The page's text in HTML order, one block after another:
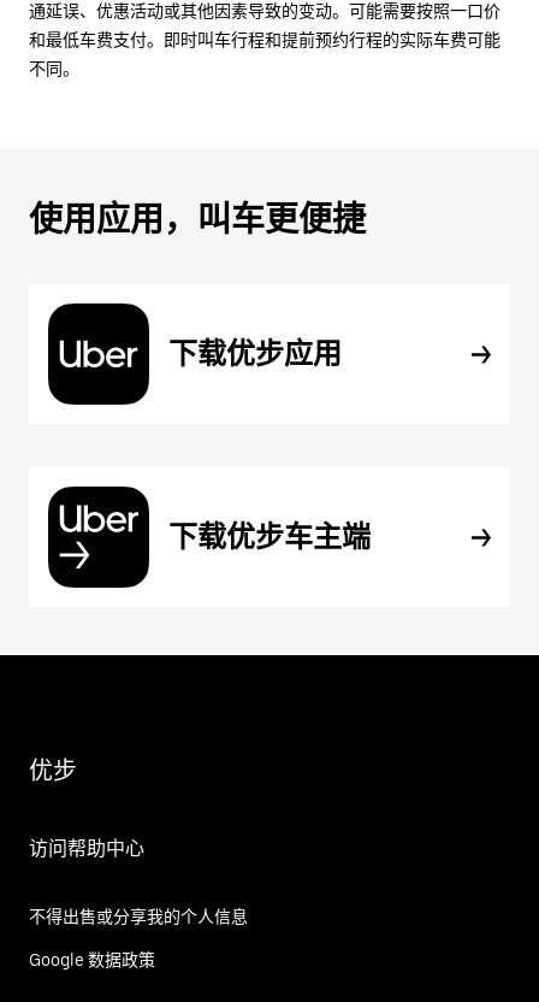
通延误、优惠活动或其他因素导致的变动。可能需要按照一口价
和最低车费支付。即时叫车行程和提前预约行程的实际车费可能
不同。
使用应用，叫车更便捷
下载优步应用
下载优步车主端
优步
访问帮助中心
不得出售或分享我的个人信息
Google 数据政策